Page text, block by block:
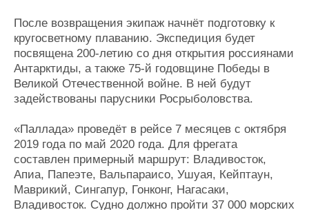
Словарь
Отзывы
Все службы
После возвращения экипаж начнёт подготовку к
кругосветному плаванию. Экспедиция будет
посвящена 200-летию со дня открытия россиянами
Антарктиды, а также 75-й годовщине Победы в
Великой Отечественной войне. В ней будут
задействованы парусники Росрыболовства.
«Паллада» проведёт в рейсе 7 месяцев с октября
2019 года по май 2020 года. Для фрегата
составлен примерный маршрут: Владивосток,
Апиа, Папеэте, Вальпараисо, Ушуая, Кейптаун,
Маврикий, Сингапур, Гонконг, Нагасаки,
Владивосток. Судно должно пройти 37 000 морских